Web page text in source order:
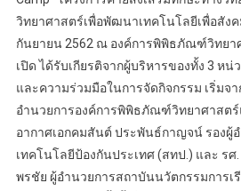
วิทยาศาสตร์เพื่อพัฒนาเทคโนโลยีเพื่อสังค
กันยายน 2562 ณ องค์การพิพิธภัณฑ์วิทยา
เปิด ได้รับเกียรติจากผู้บริหารของทั้ง 3 หน่
และความร่วมมือในการจัดกิจกรรม เริ่มจ
อำนวยการองค์การพิพิธภัณฑ์วิทยาศาสต
อากาศเอกคมสันต์ ประพันธ์กาญจน์ รองผู้
เทคโนโลยีป้องกันประเทศ (สทป.) และ ร
พรชัย ผู้อำนวยการสถาบันนวัตกรรมการเ